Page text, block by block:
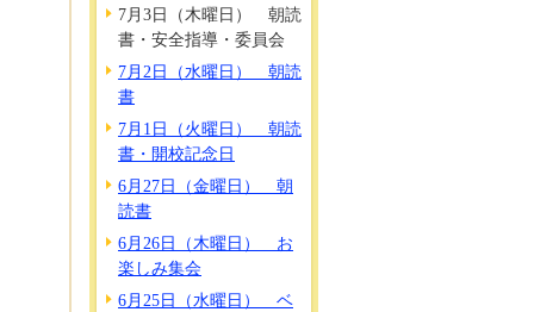
7月3日（木曜日） 朝読
書・安全指導・委員会
7月2日（水曜日） 朝読
書
7月1日（火曜日） 朝読
書・開校記念日
6月27日（金曜日） 朝
読書
6月26日（木曜日） お
楽しみ集会
6月25日（水曜日） ベ